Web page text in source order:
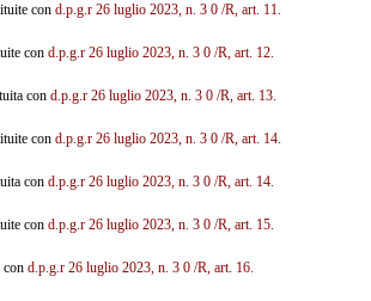
con d.p.g.r 26 luglio 2023, n. 3 0 /R, art. 11.
con d.p.g.r 26 luglio 2023, n. 3 0 /R, art. 12.
con d.p.g.r 26 luglio 2023, n. 3 0 /R, art. 13.
con d.p.g.r 26 luglio 2023, n. 3 0 /R, art. 14.
con d.p.g.r 26 luglio 2023, n. 3 0 /R, art. 14.
con d.p.g.r 26 luglio 2023, n. 3 0 /R, art. 15.
con d.p.g.r 26 luglio 2023, n. 3 0 /R, art. 16.